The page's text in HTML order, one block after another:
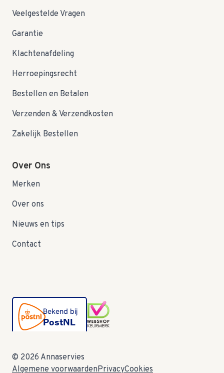
Veelgestelde Vragen
Garantie
Klachtenafdeling
Herroepingsrecht
Bestellen en Betalen
Verzenden & Verzendkosten
Zakelijk Bestellen
Over Ons
Merken
Over ons
Nieuws en tips
Contact
© 2026 Annaservies
Algemene voorwaardenPrivacyCookies